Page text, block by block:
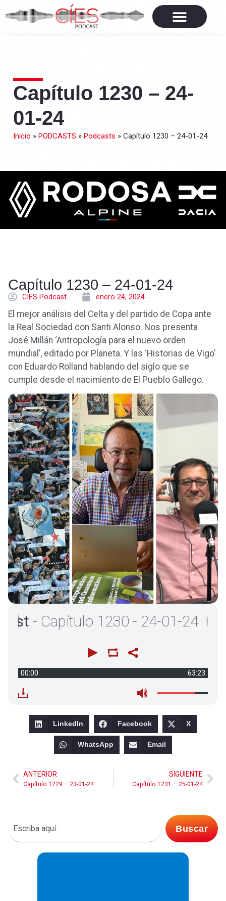
Capítulo 1230 – 24-
01-24
Inicio » PODCASTS » Podcasts » Capítulo 1230 – 24-01-24
Capítulo 1230 – 24-01-24
CÍES Podcast enero 24, 2024
El mejor análisis del Celta y del partido de Copa ante
la Real Sociedad con Santi Alonso. Nos presenta
José Millán ‘Antropología para el nuevo orden
mundial’, editado por Planeta. Y las ‘Historias de Vigo’
con Eduardo Rolland hablando del siglo que se
cumple desde el nacimiento de El Pueblo Gallego.
- Capítulo 1230 - 24-01-24
00:00 63:23
LinkedIn Facebook X
WhatsApp Email
ANTERIOR
Capítulo 1229 – 23-01-24
SIGUIENTE
Capítulo 1231 – 25-01-24
Buscar